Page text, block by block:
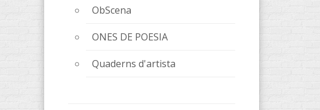
ObScena
ONES DE POESIA
Quaderns d'artista